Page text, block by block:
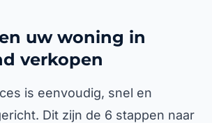
uw woning in
verkopen
is eenvoudig, snel en
Dit zijn de 6 stappen naar